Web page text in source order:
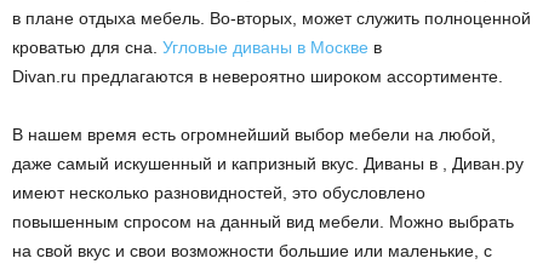
в плане отдыха мебель. Во-вторых, может служить полноценной
кроватью для сна. Угловые диваны в Москве в
Divan.ru предлагаются в невероятно широком ассортименте.
В нашем время есть огромнейший выбор мебели на любой,
даже самый искушенный и капризный вкус. Диваны в , Диван.ру
имеют несколько разновидностей, это обусловлено
повышенным спросом на данный вид мебели. Можно выбрать
на свой вкус и свои возможности большие или маленькие, с